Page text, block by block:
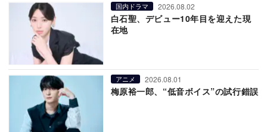
国内ドラマ 2026.08.02
白石聖、デビュー10年目を迎えた現
在地
アニメ 2026.08.01
梅原裕一郎、“低音ボイス”の試行錯誤